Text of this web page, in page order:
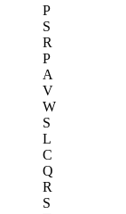
P
S
R
P
A
V
W
S
L
C
Q
R
S